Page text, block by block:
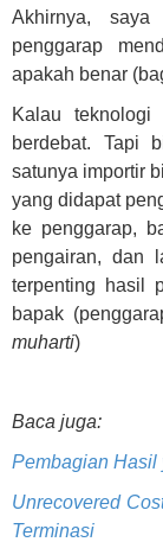
Akhirnya,
penggarap
apakah benar
Kalau teknologi
berdebat. Tapi
satunya importir
yang didapat
ke penggarap,
pengairan, dan
terpenting hasil
bapak
muharti)
Baca juga:
Pembagian Hasil
Unrecovered
Terminasi